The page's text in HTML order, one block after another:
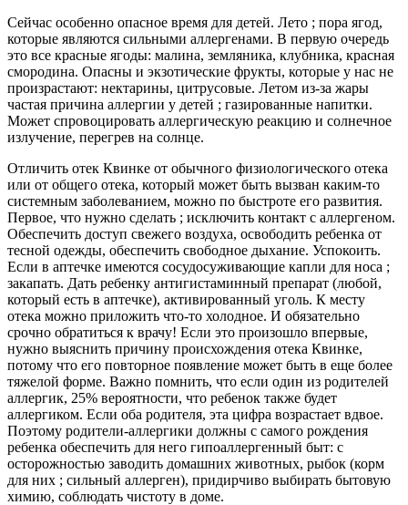
Сейчас особенно опасное время для детей. Лето ; пора ягод,
которые являются сильными аллергенами. В первую очередь
это все красные ягоды: малина, земляника, клубника, красная
смородина. Опасны и экзотические фрукты, которые у нас не
произрастают: нектарины, цитрусовые. Летом из-за жары
частая причина аллергии у детей ; газированные напитки.
Может спровоцировать аллергическую реакцию и солнечное
излучение, перегрев на солнце.
Отличить отек Квинке от обычного физиологического отека
или от общего отека, который может быть вызван каким-то
системным заболеванием, можно по быстроте его развития.
Первое, что нужно сделать ; исключить контакт с аллергеном.
Обеспечить доступ свежего воздуха, освободить ребенка от
тесной одежды, обеспечить свободное дыхание. Успокоить.
Если в аптечке имеются сосудосуживающие капли для носа ;
закапать. Дать ребенку антигистаминный препарат (любой,
который есть в аптечке), активированный уголь. К месту
отека можно приложить что-то холодное. И обязательно
срочно обратиться к врачу! Если это произошло впервые,
нужно выяснить причину происхождения отека Квинке,
потому что его повторное появление может быть в еще более
тяжелой форме. Важно помнить, что если один из родителей
аллергик, 25% вероятности, что ребенок также будет
аллергиком. Если оба родителя, эта цифра возрастает вдвое.
Поэтому родители-аллергики должны с самого рождения
ребенка обеспечить для него гипоаллергенный быт: с
осторожностью заводить домашних животных, рыбок (корм
для них ; сильный аллерген), придирчиво выбирать бытовую
химию, соблюдать чистоту в доме.